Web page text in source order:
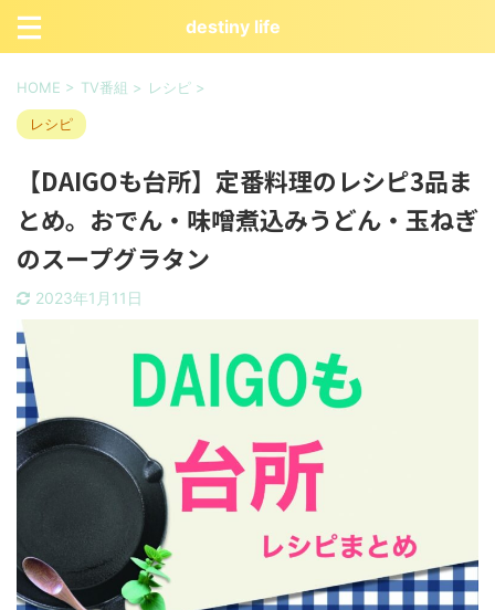
destiny life
HOME > TV番組 > レシピ >
レシピ
【DAIGOも台所】定番料理のレシピ3品ま
とめ。おでん・味噌煮込みうどん・玉ねぎ
のスープグラタン
2023年1月11日